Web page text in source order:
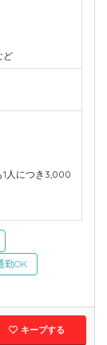
ど
1人につき3,000
勤OK
キープする